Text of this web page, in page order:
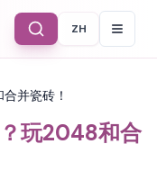
Select
ZH
并瓷砖！
玩2048和合